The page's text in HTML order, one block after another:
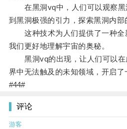
在黑洞vq中，人们可以观察黑
到黑洞极强的引力，探索黑洞内部
这种技术为人们提供了一种全
我们更好地理解宇宙的奥秘。
黑洞vq的出现，让人们可以在
界中无法触及的未知领域，开启了
#44#
评论
游客